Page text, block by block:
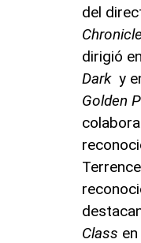
del
dirigió
Dark y
Golden
Class